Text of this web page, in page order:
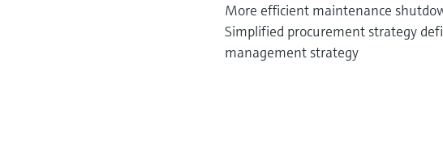
More efficient maintenance
Simplified procurement strategy
management strategy